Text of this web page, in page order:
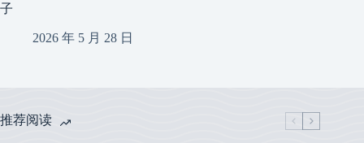
子
2026 年 5 月 28 日
推荐阅读